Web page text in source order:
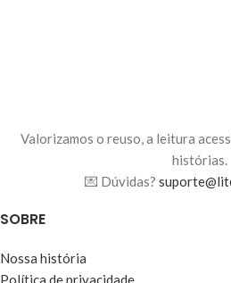
Valorizamos o reuso, a leitura
histórias.
💌 Dúvidas?
SOBRE
Nossa história
Política de privacidade